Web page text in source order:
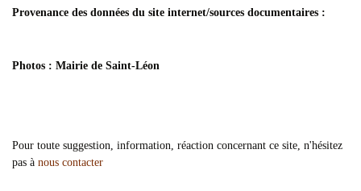
Provenance des données du site internet/sources documentaires :
Photos : Mairie de Saint-Léon
Pour toute suggestion, information, réaction concernant ce site, n'hésitez
pas à nous contacter